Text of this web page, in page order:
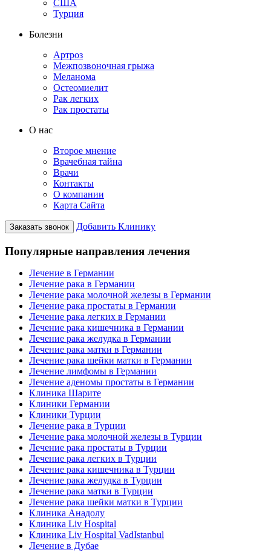
США
Турция
Болезни
Артроз
Межпозвоночная грыжа
Меланома
Остеомиелит
Рак легких
Рак простаты
О нас
Второе мнение
Врачебная тайна
Врачи
Контакты
О компании
Карта Сайта
Заказать звонок Добавить Клинику
Популярные направления лечения
Лечение в Германии
Лечение рака в Германии
Лечение рака молочной железы в Германии
Лечение рака простаты в Германии
Лечение рака легких в Германии
Лечение рака кишечника в Германии
Лечение рака желудка в Германии
Лечение рака матки в Германии
Лечение рака шейки матки в Германии
Лечение лимфомы в Германии
Лечение аденомы простаты в Германии
Клиника Шарите
Клиники Германии
Клиники Турции
Лечение рака в Турции
Лечение рака молочной железы в Турции
Лечение рака простаты в Турции
Лечение рака легких в Турции
Лечение рака кишечника в Турции
Лечение рака желудка в Турции
Лечение рака матки в Турции
Лечение рака шейки матки в Турции
Клиника Анадолу
Клиника Liv Hospital
Клиника Liv Hospital VadIstanbul
Лечение в Дубае